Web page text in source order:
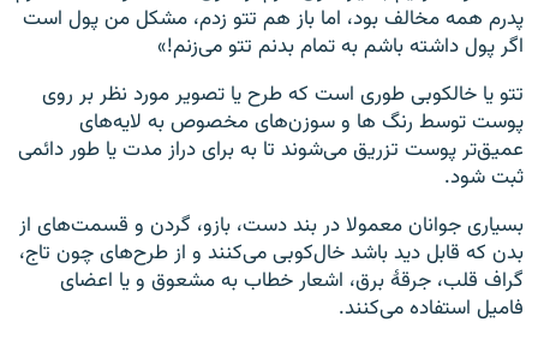
پدرم همه مخالف بود، اما باز هم تتو زدم، مشکل من پول است
اگر پول داشته باشم به تمام بدنم تتو می‌زنم!»
تتو یا خالکوبی طوری است که طرح یا تصویر مورد نظر بر روی
پوست توسط رنگ ها و سوزن‌های مخصوص به لایه‌های
عمیق‌تر پوست تزریق می‌شوند تا به برای دراز مدت یا ‌طور دائمی
ثبت شود.
بسیاری جوانان معمولا در بند دست، بازو، گردن و قسمت‌های از
بدن که قابل دید باشد خال‌کوبی می‌کنند و از طرح‌های چون تاج،
گراف قلب، جرقهٔ برق، اشعار خطاب به مشعوق و یا اعضای
فامیل استفاده می‌کنند.